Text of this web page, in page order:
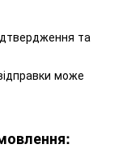
та
може